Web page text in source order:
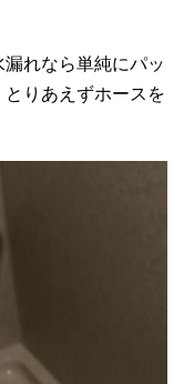
れなら単純にパッ
りあえずホースを